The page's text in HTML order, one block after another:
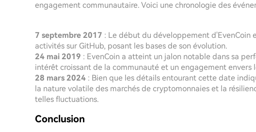
engagement communautaire. Voici une chronologie des
7 septembre 2017 : Le début du développement d'EvenCoin
activités sur GitHub, posant les bases de son évolution.
24 mai 2019 : EvenCoin a atteint un jalon notable dans sa
intérêt croissant de la communauté et un engagement envers
28 mars 2024 : Bien que les détails entourant cette date
la nature volatile des marchés de cryptomonnaies et la
telles fluctuations.
Conclusion